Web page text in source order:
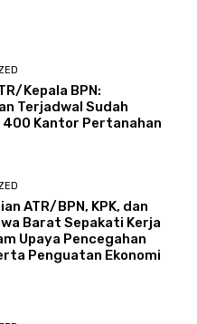
Kepala BPN:
Terjadwal Sudah
400 Kantor Pertanahan
ATR/BPN, KPK, dan
Barat Sepakati Kerja
Upaya Pencegahan
Penguatan Ekonomi